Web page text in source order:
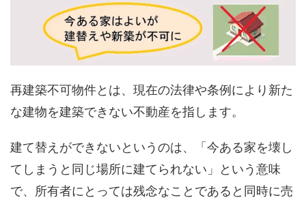
再建築不可物件とは、現在の法律や条例により新た
な建物を建築できない不動産を指します。
建て替えができないというのは、「今ある家を壊し
てしまうと同じ場所に建てられない」という意味
で、所有者にとっては残念なことであると同時に売